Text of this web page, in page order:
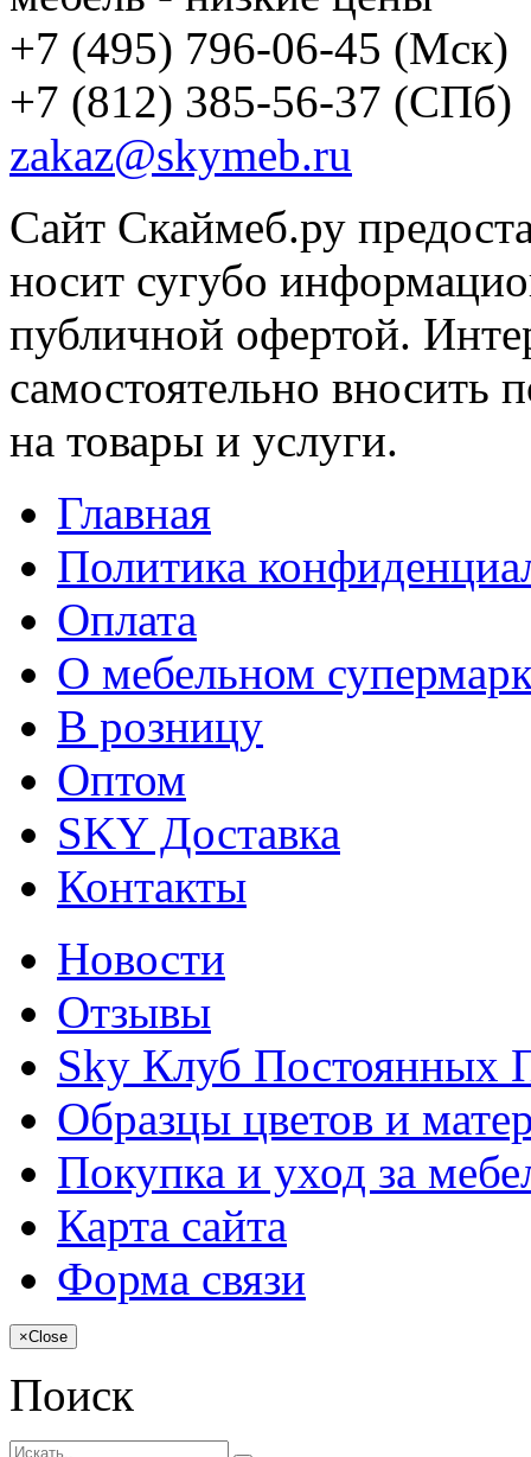
+7 (495) 796-06-45 (Мск)
+7 (812) 385-56-37 (СПб)
zakaz@skymeb.ru
Сайт Скаймеб.ру
носит сугубо
публичной офертой.
самостоятельно вносить
на товары и услуги.
Главная
Политика
Оплата
О мебельном
В розницу
Оптом
SKY Доставка
Контакты
Новости
Отзывы
Sky Клуб Постоянных
Образцы цветов и
Покупка и уход за
Карта сайта
Форма связи
×Close
Поиск